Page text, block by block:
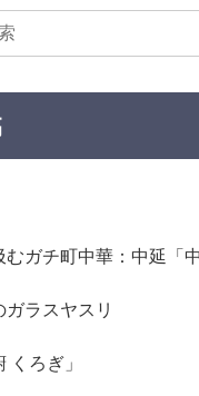
ガチ町中華：中延「
ラスヤスリ
くろぎ」